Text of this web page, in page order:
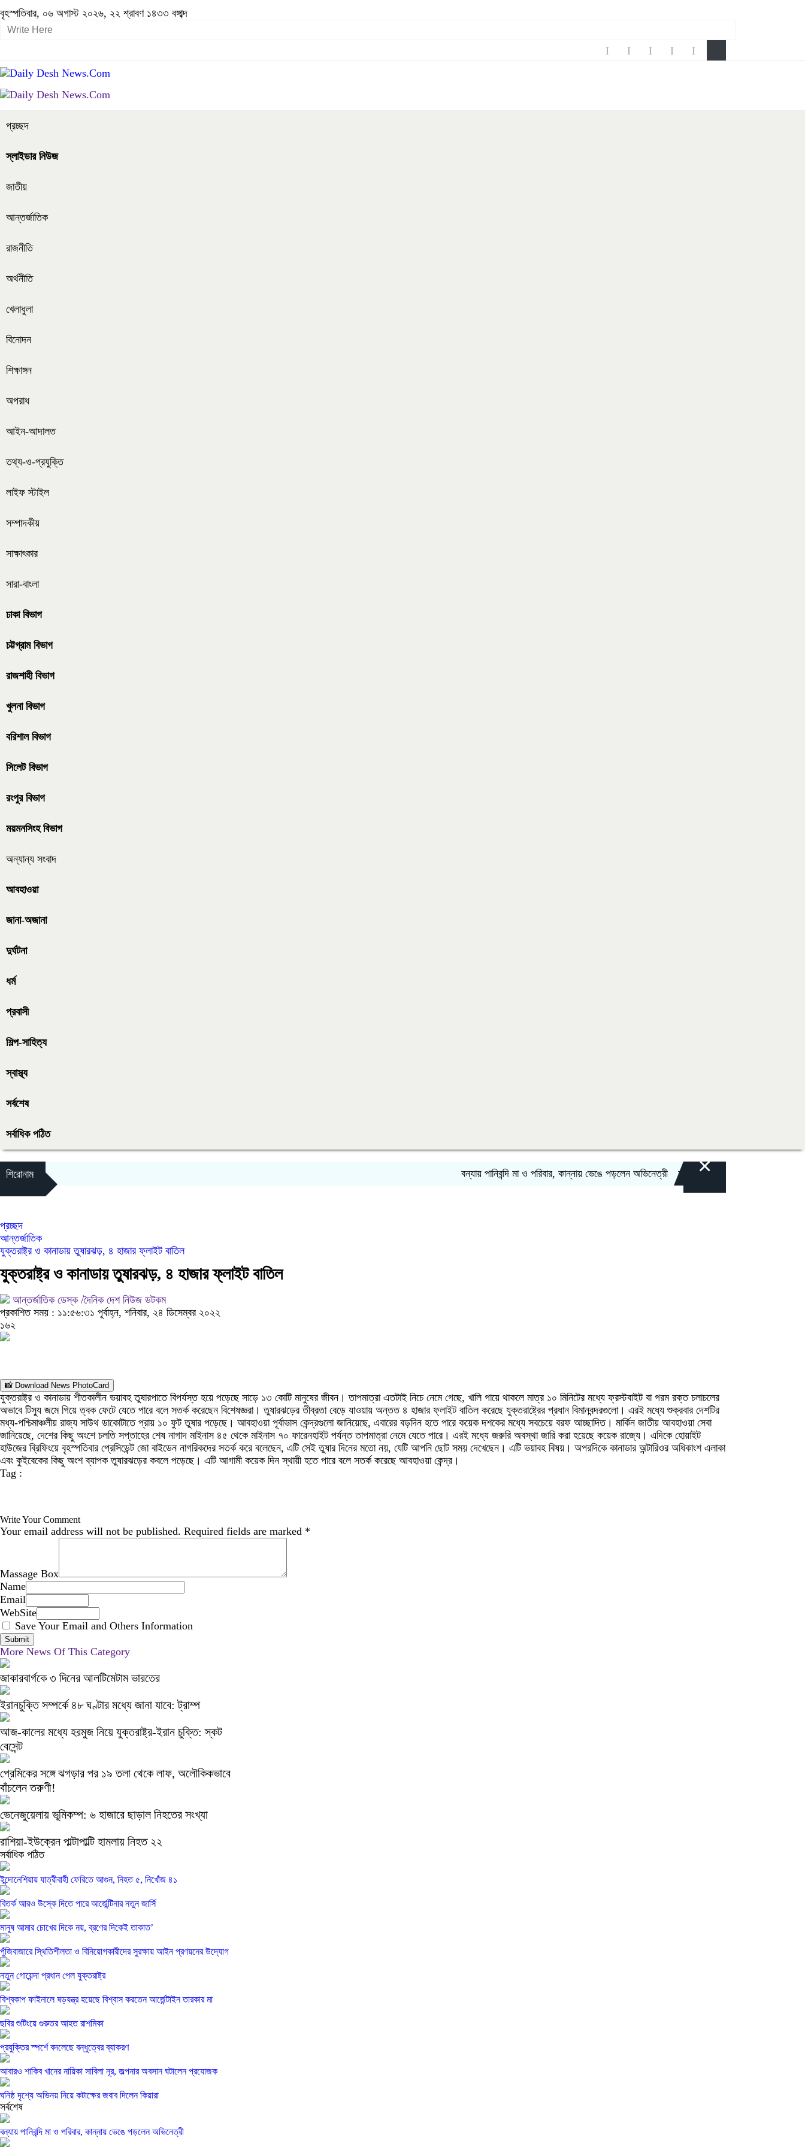
বৃহস্পতিবার, ০৬ অগাস্ট ২০২৬, ২২ শ্রাবণ ১৪৩৩ বঙ্গাব্দ
প্রচ্ছদ
স্লাইডার নিউজ
জাতীয়
আন্তর্জাতিক
রাজনীতি
অর্থনীতি
খেলাধুলা
বিনোদন
শিক্ষাঙ্গন
অপরাধ
আইন-আদালত
তথ্য-ও-প্রযুক্তি
লাইফ স্টাইল
সম্পাদকীয়
সাক্ষাৎকার
সারা-বাংলা
ঢাকা বিভাগ
চট্টগ্রাম বিভাগ
রাজশাহী বিভাগ
খুলনা বিভাগ
বরিশাল বিভাগ
সিলেট বিভাগ
রংপুর বিভাগ
ময়মনসিংহ বিভাগ
অন্যান্য সংবাদ
আবহাওয়া
জানা-অজানা
দুর্ঘটনা
ধর্ম
প্রবাসী
শিল্প-সাহিত্য
স্বাস্থ্য
সর্বশেষ
সর্বাধিক পঠিত
শিরোনাম বন্যায় পানিবন্দি মা ও পরিবার, কান্নায় ভেঙে পড়লেন অভিনেত্রী কঙ্গনার পুরনো ভিডিও ফের ভাইরাল, উত্তাল
×
প্রচ্ছদ
আন্তর্জাতিক
যুক্তরাষ্ট্র ও কানাডায় তুষারঝড়, ৪ হাজার ফ্লাইট বাতিল
যুক্তরাষ্ট্র ও কানাডায় তুষারঝড়, ৪ হাজার ফ্লাইট বাতিল
আন্তর্জাতিক ডেস্ক /দৈনিক দেশ নিউজ ডটকম
প্রকাশিত সময় : ১১:৫৬:৩১ পূর্বাহ্ন, শনিবার, ২৪ ডিসেম্বর ২০২২
১৬২
📸 Download News PhotoCard
যুক্তরাষ্ট্র ও কানাডায় শীতকালীন ভয়াবহ তুষারপাতে বিপর্যস্ত হয়ে পড়েছে সাড়ে ১৩ কোটি মানুষের জীবন। তাপমাত্রা এতটাই নিচে নেমে গেছে, খালি গায়ে থাকলে মাত্র ১০ মিনিটের মধ্যে ফ্রস্টবাইট বা গরম রক্ত চলাচলের
অভাবে টিস্যু জমে গিয়ে ত্বক ফেটে যেতে পারে বলে সতর্ক করেছেন বিশেষজ্ঞরা। তুষারঝড়ের তীব্রতা বেড়ে যাওয়ায় অন্তত ৪ হাজার ফ্লাইট বাতিল করেছে যুক্তরাষ্ট্রের প্রধান বিমানবন্দরগুলো। এরই মধ্যে শুক্রবার দেশটির
মধ্য-পশ্চিমাঞ্চলীয় রাজ্য সাউথ ডাকোটাতে প্রায় ১০ ফুট তুষার পড়েছে। আবহাওয়া পূর্বাভাস কেন্দ্রগুলো জানিয়েছে, এবারের বড়দিন হতে পারে কয়েক দশকের মধ্যে সবচেয়ে বরফ আচ্ছাদিত। মার্কিন জাতীয় আবহাওয়া সেবা
জানিয়েছে, দেশের কিছু অংশে চলতি সপ্তাহের শেষ নাগাদ মাইনাস ৪৫ থেকে মাইনাস ৭০ ফারেনহাইট পর্যন্ত তাপমাত্রা নেমে যেতে পারে। এরই মধ্যে জরুরি অবস্থা জারি করা হয়েছে কয়েক রাজ্যে। এদিকে হোয়াইট
হাউজের ব্রিফিংয়ে বৃহস্পতিবার প্রেসিডেন্ট জো বাইডেন নাগরিকদের সতর্ক করে বলেছেন, এটি সেই তুষার দিনের মতো নয়, যেটি আপনি ছোট সময় দেখেছেন। এটি ভয়াবহ বিষয়। অপরদিকে কানাডার অন্টারিওর অধিকাংশ এলাকা
এবং কুইবেকের কিছু অংশ ব্যাপক তুষারঝড়ের কবলে পড়েছে। এটি আগামী কয়েক দিন স্থায়ী হতে পারে বলে সতর্ক করেছে আবহাওয়া কেন্দ্র।
Tag :
Write Your Comment
Your email address will not be published. Required fields are marked *
Massage Box
Name
Email
WebSite
Save Your Email and Others Information
More News Of This Category
জাকারবার্গকে ৩ দিনের আলটিমেটাম ভারতের
ইরানচুক্তি সম্পর্কে ৪৮ ঘণ্টার মধ্যে জানা যাবে: ট্রাম্প
আজ-কালের মধ্যে হরমুজ নিয়ে যুক্তরাষ্ট্র-ইরান চুক্তি: স্কট
বেসেন্ট
প্রেমিকের সঙ্গে ঝগড়ার পর ১৯ তলা থেকে লাফ, অলৌকিকভাবে
বাঁচলেন তরুণী!
ভেনেজুয়েলায় ভূমিকম্প: ৬ হাজারে ছাড়াল নিহতের সংখ্যা
রাশিয়া-ইউক্রেন পাল্টাপাল্টি হামলায় নিহত ২২
সর্বাধিক পঠিত
ইন্দোনেশিয়ায় যাত্রীবাহী ফেরিতে আগুন, নিহত ৫, নিখোঁজ ৪১
বিতর্ক আরও উস্কে দিতে পারে আর্জেন্টিনার নতুন জার্সি
মানুষ আমার চোখের দিকে নয়, ব্রণের দিকেই তাকাত’
পুঁজিবাজারে স্থিতিশীলতা ও বিনিয়োগকারীদের সুরক্ষায় আইন প্রণয়নের উদ্যোগ
নতুন গোয়েন্দা প্রধান পেল যুক্তরাষ্ট্র
বিশ্বকাপ ফাইনালে ষড়যন্ত্র হয়েছে বিশ্বাস করতেন আর্জেন্টাইন তারকার মা
ছবির শুটিংয়ে গুরুতর আহত রাশমিকা
প্রযুক্তির স্পর্শে বদলেছে বন্ধুত্বের ব্যাকরণ
আবারও শাকিব খানের নায়িকা সাবিলা নূর, জল্পনার অবসান ঘটালেন প্রযোজক
ঘনিষ্ঠ দৃশ্যে অভিনয় নিয়ে কটাক্ষের জবাব দিলেন কিয়ারা
সর্বশেষ
বন্যায় পানিবন্দি মা ও পরিবার, কান্নায় ভেঙে পড়লেন অভিনেত্রী